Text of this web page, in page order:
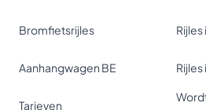
Bromfietsrijles
Aanhangwagen BE
Tarieven
Rijles
Rijles